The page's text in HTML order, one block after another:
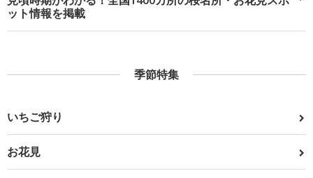
ット情報を掲載
季節特集
いちご狩り
お花見